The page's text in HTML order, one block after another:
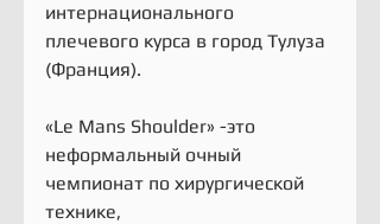
интернационального
плечевого курса в город Тулуза
(Франция).
«Le Mans Shoulder» -это
неформальный очный
чемпионат по хирургической
технике,